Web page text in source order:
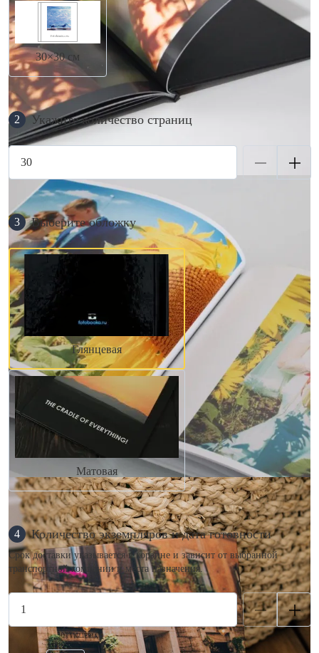
30×30 см
2 Укажите количество страниц
3 Выберите обложку
Глянцевая
Матовая
4 Количество экземпляров и дата готовности
Срок доставки указывается в корзине и зависит от выбранной
транспортной компании и места назначения.